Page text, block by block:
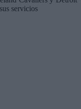
servicios